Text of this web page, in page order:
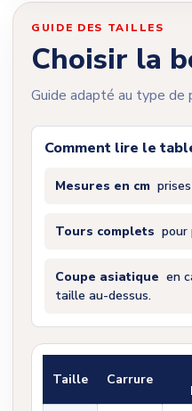
GUIDE DES TAILLES
Choisir la
Guide adapté au type de
Comment lire le
Mesures en cm
Tours complets pour
Coupe asiatique en
taille au-dessus.
Taille Carrure